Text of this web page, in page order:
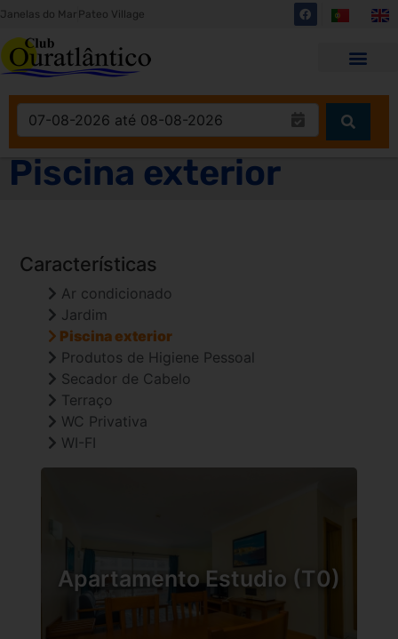
Janelas do Mar Pateo Village
Piscina exterior
Características
Ar condicionado
Jardim
Piscina exterior
Produtos de Higiene Pessoal
Secador de Cabelo
Terraço
WC Privativa
WI-FI
Apartamento Estudio (T0)